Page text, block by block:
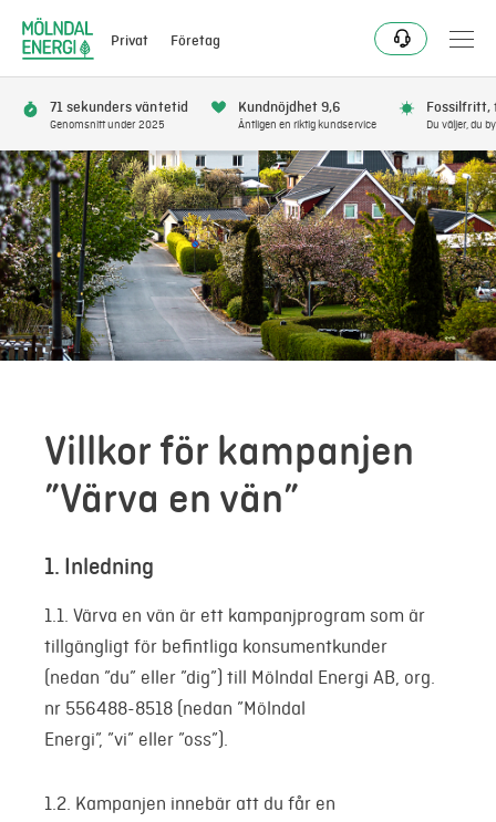
Privat Företag
Bli kund
Flytta
Förnya
Se avbrott
Elnät
Logga in
Mina sidor
71 sekunders väntetid
Genomsnitt under 2025
Kundnöjdhet 9,6
Äntligen en riktig kundservice
Fossilfritt,
Du väljer, du
Villkor för kampanjen
”Värva en vän”
1. Inledning
1.1. Värva en vän är ett kampanjprogram som är
tillgängligt för befintliga konsumentkunder
(nedan ”du” eller ”dig”) till Mölndal Energi AB, org.
nr 556488-8518 (nedan ”Mölndal
Energi”, ”vi” eller ”oss”).
1.2. Kampanjen innebär att du får en